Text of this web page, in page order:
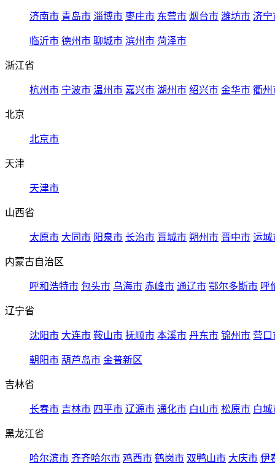
济南市 青岛市 淄博市 枣庄市 东营市 烟台市 潍坊市 济宁
临沂市 德州市 聊城市 滨州市 菏泽市
浙江省
杭州市 宁波市 温州市 嘉兴市 湖州市 绍兴市 金华市 衢州
北京
北京市
天津
天津市
山西省
太原市 大同市 阳泉市 长治市 晋城市 朔州市 晋中市 运城
内蒙古自治区
呼和浩特市 包头市 乌海市 赤峰市 通辽市 鄂尔多斯市 呼
辽宁省
沈阳市 大连市 鞍山市 抚顺市 本溪市 丹东市 锦州市 营口
朝阳市 葫芦岛市 金普新区
吉林省
长春市 吉林市 四平市 辽源市 通化市 白山市 松原市 白城
黑龙江省
哈尔滨市 齐齐哈尔市 鸡西市 鹤岗市 双鸭山市 大庆市 伊